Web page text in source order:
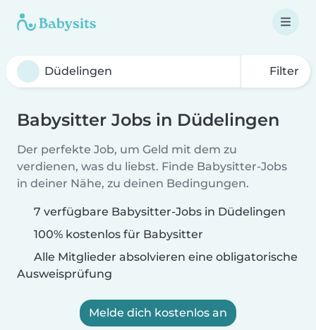
Filter
Babysitter Jobs in Düdelingen
Der perfekte Job, um Geld mit dem zu
verdienen, was du liebst. Finde Babysitter-Jobs
in deiner Nähe, zu deinen Bedingungen.
7 verfügbare Babysitter-Jobs in Düdelingen
100% kostenlos für Babysitter
Alle Mitglieder absolvieren eine obligatorische
Ausweisprüfung
Melde dich kostenlos an